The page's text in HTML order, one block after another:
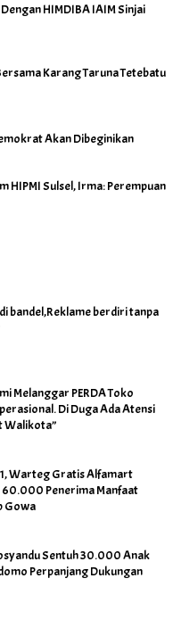
HIMDIBA IAIM Sinjai
Karang Taruna Tetebatu
Akan Dibeginikan
HIPMI Sulsel, Irma: Perempuan
bandel,Reklame berdiri tanpa
Melanggar PERDA Toko
Di Duga Ada Atensi
Walikota”
Warteg Gratis Alfamart
60.000 Penerima Manfaat
Gowa
Sentuh 30.000 Anak
Perpanjang Dukungan